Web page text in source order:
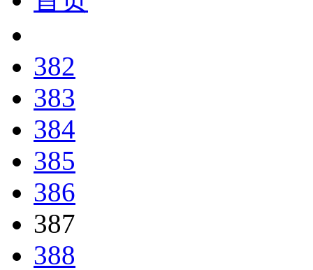
382
383
384
385
386
387
388